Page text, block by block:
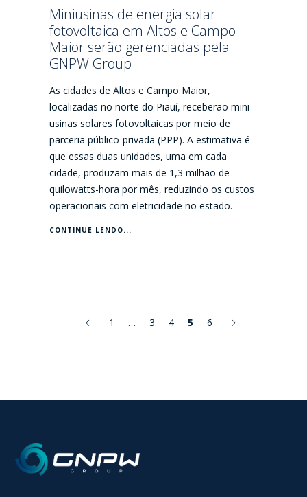
Miniusinas de energia solar
fotovoltaica em Altos e Campo
Maior serão gerenciadas pela
GNPW Group
As cidades de Altos e Campo Maior,
localizadas no norte do Piauí, receberão mini
usinas solares fotovoltaicas por meio de
parceria público-privada (PPP). A estimativa é
que essas duas unidades, uma em cada
cidade, produzam mais de 1,3 milhão de
quilowatts-hora por mês, reduzindo os custos
operacionais com eletricidade no estado.
CONTINUE LENDO...
1 … 3 4 5 6